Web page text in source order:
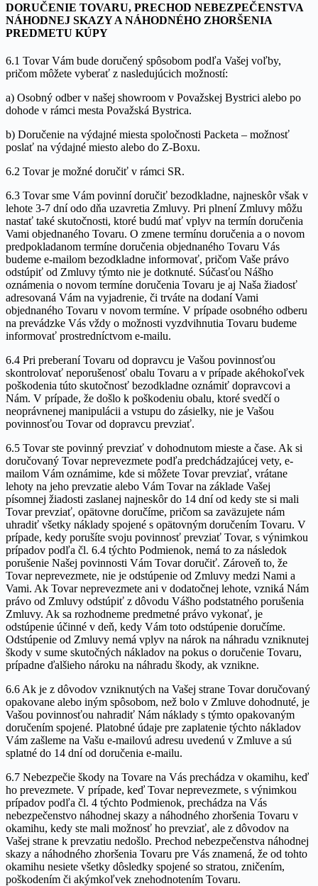
DORUČENIE TOVARU, PRECHOD NEBEZPEČENSTVA
NÁHODNEJ SKAZY A NÁHODNÉHO ZHORŠENIA
PREDMETU KÚPY
6.1 Tovar Vám bude doručený spôsobom podľa Vašej voľby,
pričom môžete vyberať z nasledujúcich možností:
a) Osobný odber v našej showroom v Považskej Bystrici alebo po
dohode v rámci mesta Považská Bystrica.
b) Doručenie na výdajné miesta spoločnosti Packeta – možnosť
poslať na výdajné miesto alebo do Z-Boxu.
6.2 Tovar je možné doručiť v rámci SR.
6.3 Tovar sme Vám povinní doručiť bezodkladne, najneskôr však v
lehote 3-7 dní odo dňa uzavretia Zmluvy. Pri plnení Zmluvy môžu
nastať také skutočnosti, ktoré budú mať vplyv na termín doručenia
Vami objednaného Tovaru. O zmene termínu doručenia a o novom
predpokladanom termíne doručenia objednaného Tovaru Vás
budeme e-mailom bezodkladne informovať, pričom Vaše právo
odstúpiť od Zmluvy týmto nie je dotknuté. Súčasťou Nášho
oznámenia o novom termíne doručenia Tovaru je aj Naša žiadosť
adresovaná Vám na vyjadrenie, či trváte na dodaní Vami
objednaného Tovaru v novom termíne. V prípade osobného odberu
na prevádzke Vás vždy o možnosti vyzdvihnutia Tovaru budeme
informovať prostredníctvom e-mailu.
6.4 Pri preberaní Tovaru od dopravcu je Vašou povinnosťou
skontrolovať neporušenosť obalu Tovaru a v prípade akéhokoľvek
poškodenia túto skutočnosť bezodkladne oznámiť dopravcovi a
Nám. V prípade, že došlo k poškodeniu obalu, ktoré svedčí o
neoprávnenej manipulácii a vstupu do zásielky, nie je Vašou
povinnosťou Tovar od dopravcu prevziať.
6.5 Tovar ste povinný prevziať v dohodnutom mieste a čase. Ak si
doručovaný Tovar neprevezmete podľa predchádzajúcej vety, e-
mailom Vám oznámime, kde si môžete Tovar prevziať, vrátane
lehoty na jeho prevzatie alebo Vám Tovar na základe Vašej
písomnej žiadosti zaslanej najneskôr do 14 dní od kedy ste si mali
Tovar prevziať, opätovne doručíme, pričom sa zaväzujete nám
uhradiť všetky náklady spojené s opätovným doručením Tovaru. V
prípade, kedy porušíte svoju povinnosť prevziať Tovar, s výnimkou
prípadov podľa čl. 6.4 týchto Podmienok, nemá to za následok
porušenie Našej povinnosti Vám Tovar doručiť. Zároveň to, že
Tovar neprevezmete, nie je odstúpenie od Zmluvy medzi Nami a
Vami. Ak Tovar neprevezmete ani v dodatočnej lehote, vzniká Nám
právo od Zmluvy odstúpiť z dôvodu Vášho podstatného porušenia
Zmluvy. Ak sa rozhodneme predmetné právo vykonať, je
odstúpenie účinné v deň, kedy Vám toto odstúpenie doručíme.
Odstúpenie od Zmluvy nemá vplyv na nárok na náhradu vzniknutej
škody v sume skutočných nákladov na pokus o doručenie Tovaru,
prípadne ďalšieho nároku na náhradu škody, ak vznikne.
6.6 Ak je z dôvodov vzniknutých na Vašej strane Tovar doručovaný
opakovane alebo iným spôsobom, než bolo v Zmluve dohodnuté, je
Vašou povinnosťou nahradiť Nám náklady s týmto opakovaným
doručením spojené. Platobné údaje pre zaplatenie týchto nákladov
Vám zašleme na Vašu e-mailovú adresu uvedenú v Zmluve a sú
splatné do 14 dní od doručenia e-mailu.
6.7 Nebezpečie škody na Tovare na Vás prechádza v okamihu, keď
ho prevezmete. V prípade, keď Tovar neprevezmete, s výnimkou
prípadov podľa čl. 4 týchto Podmienok, prechádza na Vás
nebezpečenstvo náhodnej skazy a náhodného zhoršenia Tovaru v
okamihu, kedy ste mali možnosť ho prevziať, ale z dôvodov na
Vašej strane k prevzatiu nedošlo. Prechod nebezpečenstva náhodnej
skazy a náhodného zhoršenia Tovaru pre Vás znamená, že od tohto
okamihu nesiete všetky dôsledky spojené so stratou, zničením,
poškodením či akýmkoľvek znehodnotením Tovaru.